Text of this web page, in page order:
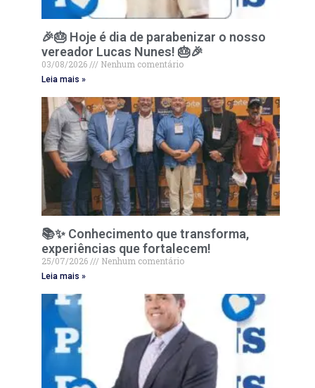
🎉🎂 Hoje é dia de parabenizar o nosso
vereador Lucas Nunes! 🎂🎉
03/08/2026 Nenhum comentário
Leia mais »
📚✨ Conhecimento que transforma,
experiências que fortalecem!
25/07/2026 Nenhum comentário
Leia mais »